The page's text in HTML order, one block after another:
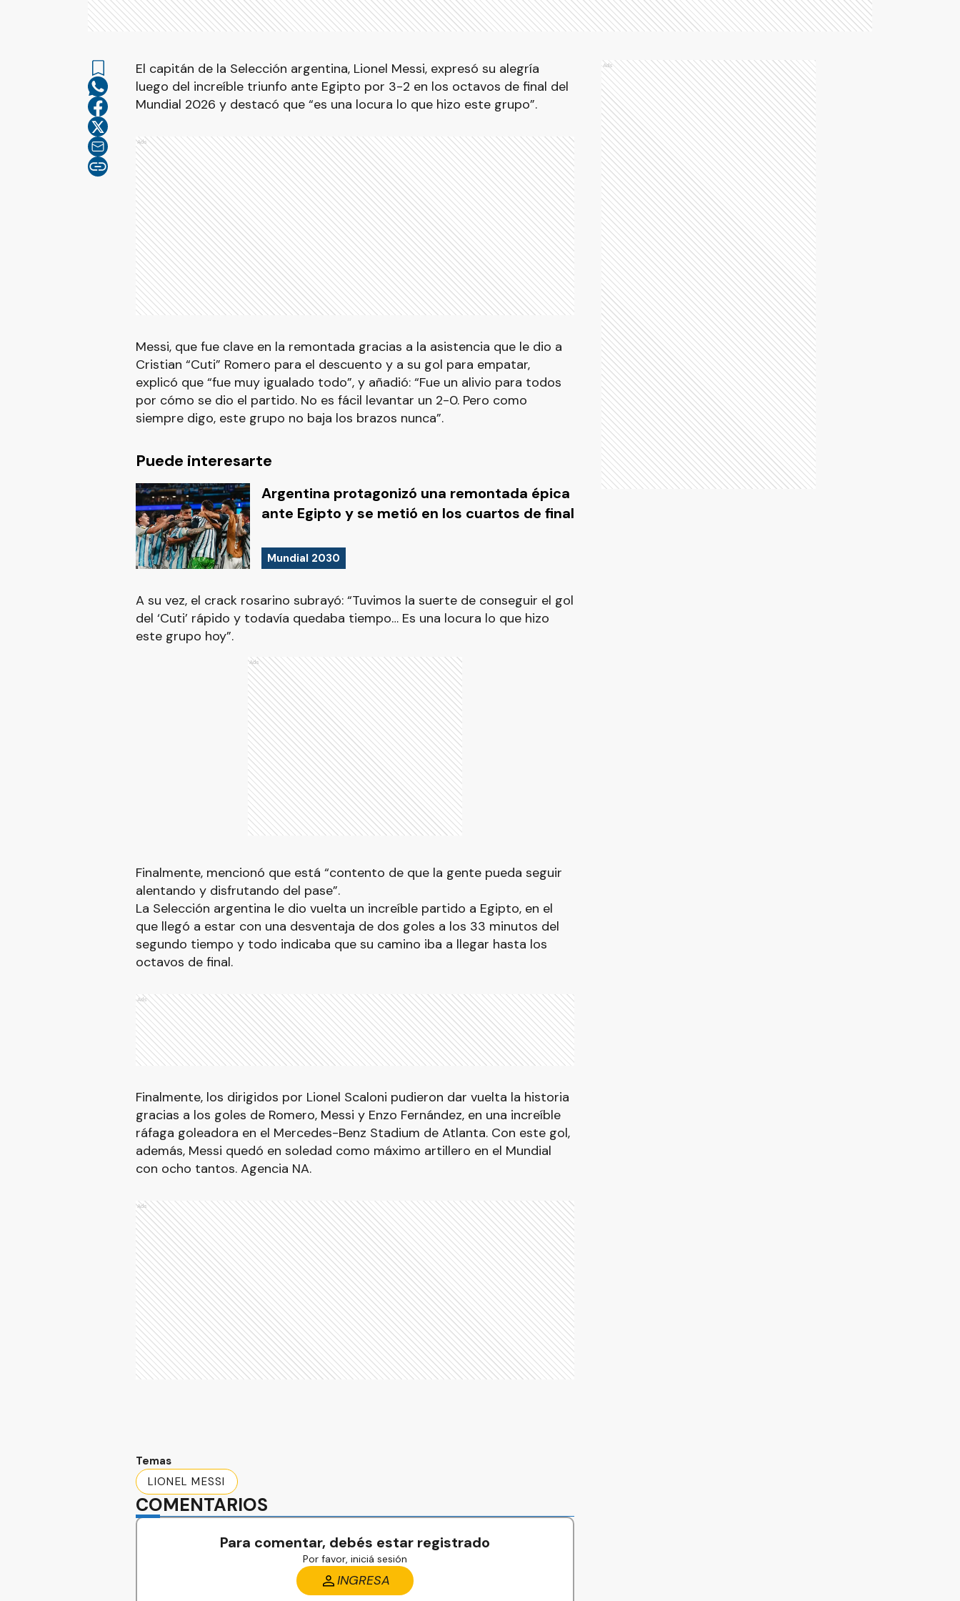
El capitán de la Selección argentina, Lionel Messi, expresó su alegría
luego del increíble triunfo ante Egipto por 3-2 en los octavos de final del
Mundial 2026 y destacó que “es una locura lo que hizo este grupo”.
Ads
Messi, que fue clave en la remontada gracias a la asistencia que le dio a
Cristian “Cuti” Romero para el descuento y a su gol para empatar,
explicó que “fue muy igualado todo”, y añadió: “Fue un alivio para todos
por cómo se dio el partido. No es fácil levantar un 2-0. Pero como
siempre digo, este grupo no baja los brazos nunca”.
Puede interesarte
Argentina protagonizó una remontada épica
ante Egipto y se metió en los cuartos de final
Mundial 2030
A su vez, el crack rosarino subrayó: “Tuvimos la suerte de conseguir el gol
del ‘Cuti’ rápido y todavía quedaba tiempo… Es una locura lo que hizo
este grupo hoy”.
Ads
Finalmente, mencionó que está “contento de que la gente pueda seguir
alentando y disfrutando del pase”.
La Selección argentina le dio vuelta un increíble partido a Egipto, en el
que llegó a estar con una desventaja de dos goles a los 33 minutos del
segundo tiempo y todo indicaba que su camino iba a llegar hasta los
octavos de final.
Ads
Finalmente, los dirigidos por Lionel Scaloni pudieron dar vuelta la historia
gracias a los goles de Romero, Messi y Enzo Fernández, en una increíble
ráfaga goleadora en el Mercedes-Benz Stadium de Atlanta. Con este gol,
además, Messi quedó en soledad como máximo artillero en el Mundial
con ocho tantos. Agencia NA.
Ads
Temas
LIONEL MESSI
COMENTARIOS
Para comentar, debés estar registrado
Por favor, iniciá sesión
INGRESA
Ads